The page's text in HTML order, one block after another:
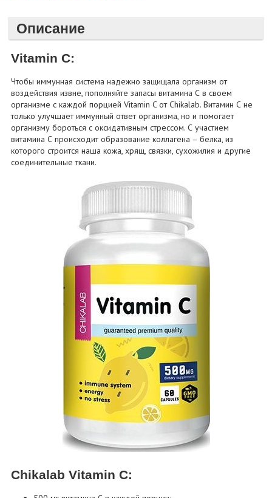
Описание
Vitamin C:
Чтобы иммунная система надежно защищала организм от
воздействия извне, пополняйте запасы витамина С в своем
организме с каждой порцией Vitamin C от Chikalab. Витамин С не
только улучшает иммунный ответ организма, но и помогает
организму бороться с оксидативным стрессом. С участием
витамина С происходит образование коллагена – белка, из
которого строится наша кожа, хрящ, связки, сухожилия и другие
соединительные ткани.
Chikalab Vitamin C: